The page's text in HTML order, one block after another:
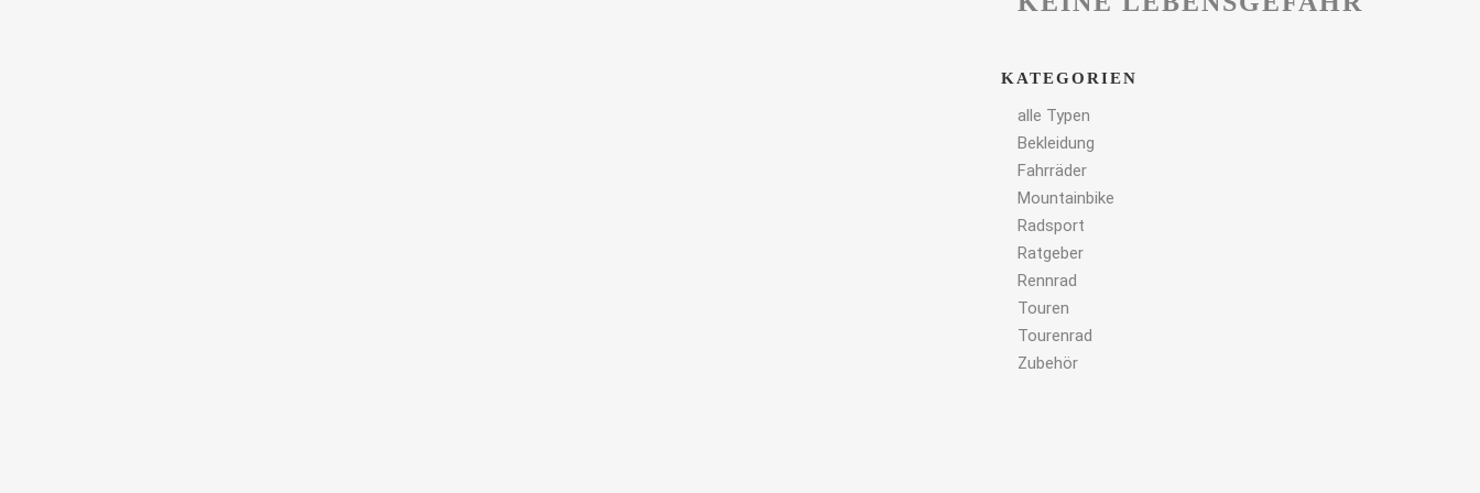
KATEGORIEN
alle Typen
Bekleidung
Fahrräder
Mountainbike
Radsport
Ratgeber
Rennrad
Touren
Tourenrad
Zubehör